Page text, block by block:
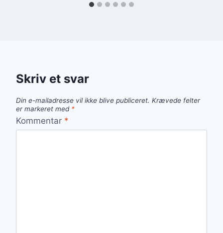
Skriv et svar
Din e-mailadresse vil ikke blive publiceret. Krævede felter
er markeret med *
Kommentar *